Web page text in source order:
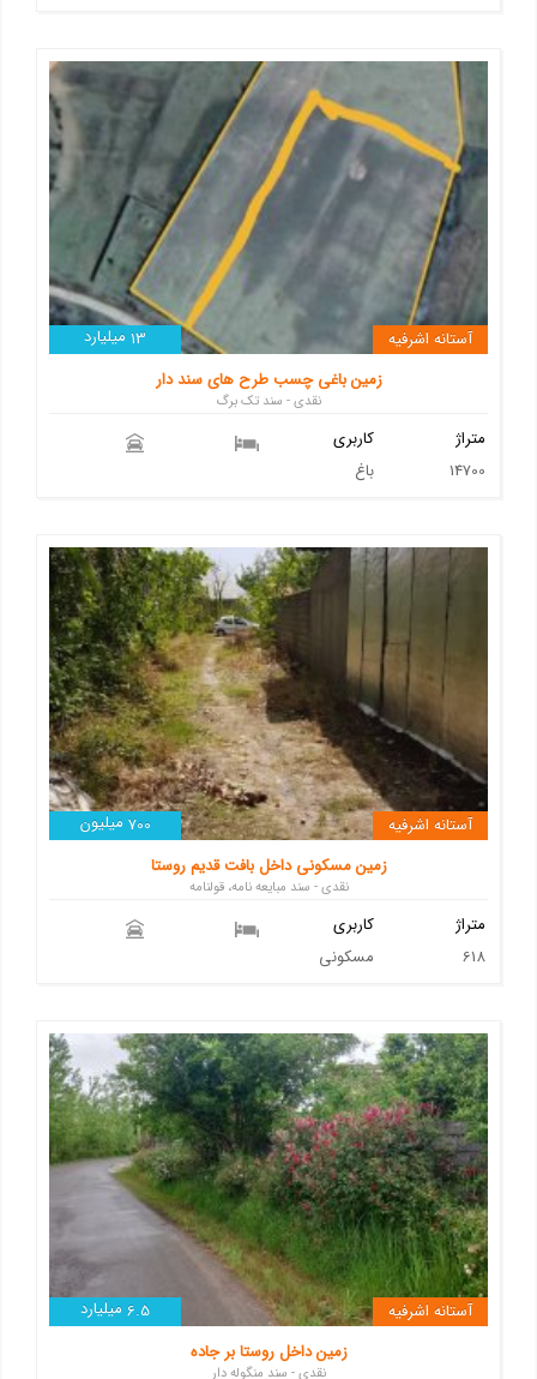
13 میلیارد
آستانه اشرفیه
زمین باغی چسب طرح های سند دار
نقدی - سند تک برگ
کاربری
باغ
متراژ
14700
700 میلیون
آستانه اشرفیه
زمین مسکونی داخل بافت قدیم روستا
نقدی - سند مبایعه نامه، قولنامه
کاربری
مسکونی
متراژ
618
6.5 میلیارد
آستانه اشرفیه
زمین داخل روستا بر جاده
نقدی - سند منگوله دار